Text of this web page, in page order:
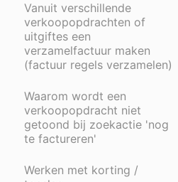
Vanuit verschillende
verkoopopdrachten of
uitgiftes een
verzamelfactuur maken
(factuur regels verzamelen)
Waarom wordt een
verkoopopdracht niet
getoond bij zoekactie 'nog
te factureren'
Werken met korting /